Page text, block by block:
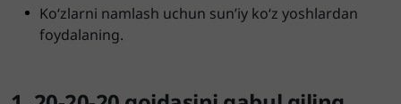
Ko‘zlarni namlash uchun sun’iy ko‘z yoshlardan
foydalaning.